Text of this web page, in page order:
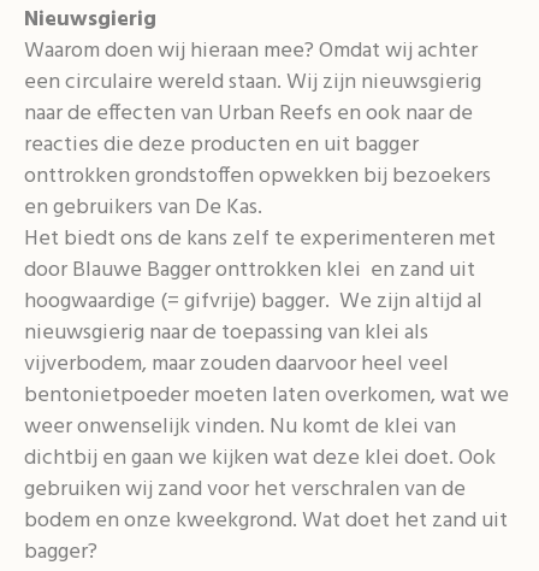
Nieuwsgierig
Waarom doen wij hieraan mee? Omdat wij achter
een circulaire wereld staan. Wij zijn nieuwsgierig
naar de effecten van Urban Reefs en ook naar de
reacties die deze producten en uit bagger
onttrokken grondstoffen opwekken bij bezoekers
en gebruikers van De Kas.
Het biedt ons de kans zelf te experimenteren met
door Blauwe Bagger onttrokken klei en zand uit
hoogwaardige (= gifvrije) bagger. We zijn altijd al
nieuwsgierig naar de toepassing van klei als
vijverbodem, maar zouden daarvoor heel veel
bentonietpoeder moeten laten overkomen, wat we
weer onwenselijk vinden. Nu komt de klei van
dichtbij en gaan we kijken wat deze klei doet. Ook
gebruiken wij zand voor het verschralen van de
bodem en onze kweekgrond. Wat doet het zand uit
bagger?